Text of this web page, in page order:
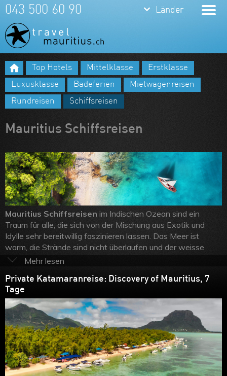
Meine Favoriten
Team
Feedbacks
Kontakt
ARVB
keyboard_arrow_down Länder
keyboard_arrow_down Länder
043 500 60 90
Top Hotels Mittelklasse
Erstklasse
Luxusklasse
Badeferien
Mietwagenreisen
Rundreisen
Schiffsreisen
Mauritius Schiffsreisen
Mauritius Schiffsreisen im Indischen Ozean sind ein
Traum für alle, die sich von der Mischung aus Exotik und
Idylle sehr bereitwillig faszinieren lassen. Das Meer ist
warm, die Strände sind nicht überlaufen und der weisse
Sand gleitet wie Pulver durch die Hände. Mauritius ist eine
immer davon geträumt hat, in einer einsamen Bucht zu
schwimmen oder zu schnorcheln, der sollte sich auf dieser
Insel auf Schiffsreise begeben. Die Planken eines
Katamarans sind für vier oder für acht Tage Ihr
schwimmendes Zuhause. Der Service einer Vollpension ist
erstklassig und die Crew um das Wohl ihrer Gäste stets
bemüht. Lassen Sie sich von uns eine Schiffsreise in
Mauritius mit Badeferien oder der Insel La Réunion
kombinieren!
Private Katamaranreise: Discovery of Mauritius, 7
Tage